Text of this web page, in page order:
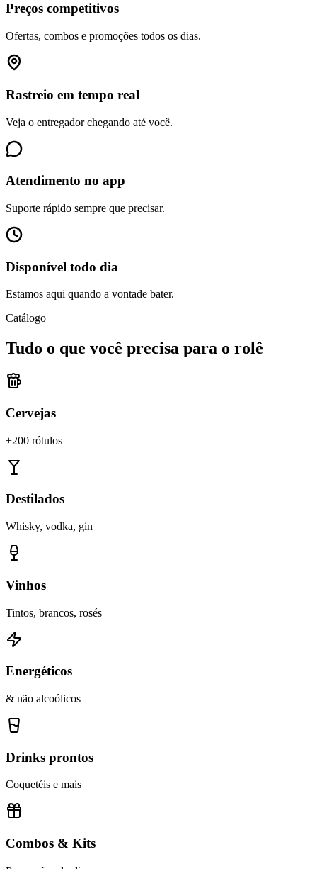
Preços competitivos
Ofertas, combos e promoções todos os dias.
Rastreio em tempo real
Veja o entregador chegando até você.
Atendimento no app
Suporte rápido sempre que precisar.
Disponível todo dia
Estamos aqui quando a vontade bater.
Catálogo
Tudo o que você precisa para o rolê
Cervejas
+200 rótulos
Destilados
Whisky, vodka, gin
Vinhos
Tintos, brancos, rosés
Energéticos
& não alcoólicos
Drinks prontos
Coquetéis e mais
Combos & Kits